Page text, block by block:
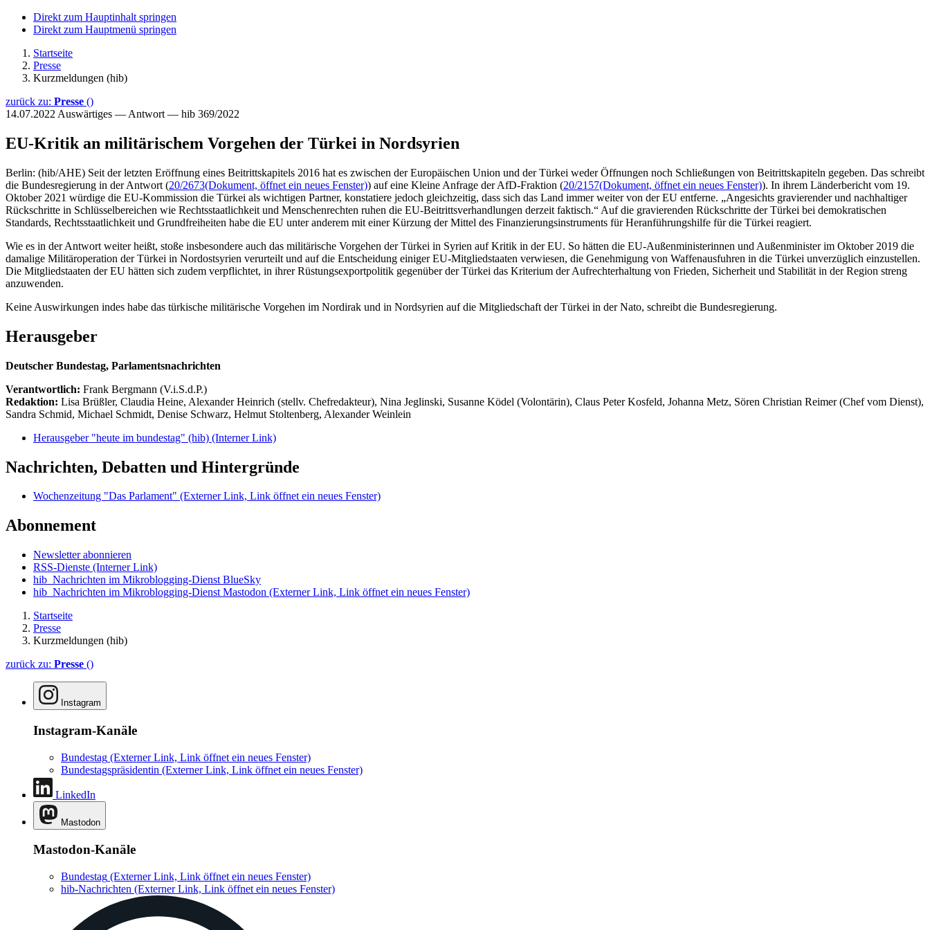
Direkt zum Hauptinhalt springen
Direkt zum Hauptmenü springen
Startseite
Presse
Kurzmeldungen (hib)
zurück zu: Presse ()
14.07.2022 Auswärtiges — Antwort — hib 369/2022
EU-Kritik an militärischem Vorgehen der Türkei in Nordsyrien
Berlin: (hib/AHE) Seit der letzten Eröffnung eines Beitrittskapitels 2016 hat es zwischen der Europäischen Union und der Türkei weder Öffnungen noch Schließungen von Beitrittskapiteln gegeben. Das schreibt
die Bundesregierung in der Antwort (20/2673(Dokument, öffnet ein neues Fenster)) auf eine Kleine Anfrage der AfD-Fraktion (20/2157(Dokument, öffnet ein neues Fenster)). In ihrem Länderbericht vom 19.
Oktober 2021 würdige die EU-Kommission die Türkei als wichtigen Partner, konstatiere jedoch gleichzeitig, dass sich das Land immer weiter von der EU entferne. „Angesichts gravierender und nachhaltiger
Rückschritte in Schlüsselbereichen wie Rechtsstaatlichkeit und Menschenrechten ruhen die EU-Beitrittsverhandlungen derzeit faktisch.“ Auf die gravierenden Rückschritte der Türkei bei demokratischen
Standards, Rechtsstaatlichkeit und Grundfreiheiten habe die EU unter anderem mit einer Kürzung der Mittel des Finanzierungsinstruments für Heranführungshilfe für die Türkei reagiert.
Wie es in der Antwort weiter heißt, stoße insbesondere auch das militärische Vorgehen der Türkei in Syrien auf Kritik in der EU. So hätten die EU-Außenministerinnen und Außenminister im Oktober 2019 die
damalige Militäroperation der Türkei in Nordostsyrien verurteilt und auf die Entscheidung einiger EU-Mitgliedstaaten verwiesen, die Genehmigung von Waffenausfuhren in die Türkei unverzüglich einzustellen.
Die Mitgliedstaaten der EU hätten sich zudem verpflichtet, in ihrer Rüstungsexportpolitik gegenüber der Türkei das Kriterium der Aufrechterhaltung von Frieden, Sicherheit und Stabilität in der Region streng
anzuwenden.
Keine Auswirkungen indes habe das türkische militärische Vorgehen im Nordirak und in Nordsyrien auf die Mitgliedschaft der Türkei in der Nato, schreibt die Bundesregierung.
Herausgeber
Deutscher Bundestag, Parlamentsnachrichten
Verantwortlich: Frank Bergmann (V.i.S.d.P.)
Redaktion: Lisa Brüßler, Claudia Heine, Alexander Heinrich (stellv. Chefredakteur), Nina Jeglinski, Susanne Ködel (Volontärin), Claus Peter Kosfeld, Johanna Metz, Sören Christian Reimer (Chef vom Dienst),
Sandra Schmid, Michael Schmidt, Denise Schwarz, Helmut Stoltenberg, Alexander Weinlein
Herausgeber "heute im bundestag" (hib) (Interner Link)
Nachrichten, Debatten und Hintergründe
Wochenzeitung "Das Parlament" (Externer Link, Link öffnet ein neues Fenster)
Abonnement
Newsletter abonnieren
RSS-Dienste (Interner Link)
hib_Nachrichten im Mikroblogging-Dienst BlueSky
hib_Nachrichten im Mikroblogging-Dienst Mastodon (Externer Link, Link öffnet ein neues Fenster)
Startseite
Presse
Kurzmeldungen (hib)
zurück zu: Presse ()
Instagram
Instagram-Kanäle
Bundestag (Externer Link, Link öffnet ein neues Fenster)
Bundestagspräsidentin (Externer Link, Link öffnet ein neues Fenster)
LinkedIn
Mastodon
Mastodon-Kanäle
Bundestag (Externer Link, Link öffnet ein neues Fenster)
hib-Nachrichten (Externer Link, Link öffnet ein neues Fenster)